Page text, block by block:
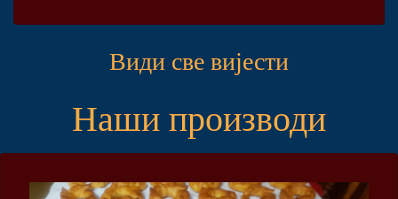
Види све вијести
Наши производи